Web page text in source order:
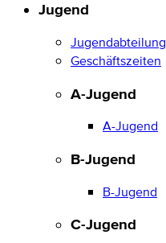
Jugend
Jugendabteilung
Geschäftszeiten
A-Jugend
A-Jugend
B-Jugend
B-Jugend
C-Jugend